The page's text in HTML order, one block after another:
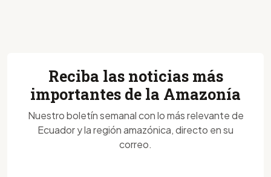
Reciba las noticias más
importantes de la Amazonía
Nuestro boletín semanal con lo más relevante de
Ecuador y la región amazónica, directo en su
correo.